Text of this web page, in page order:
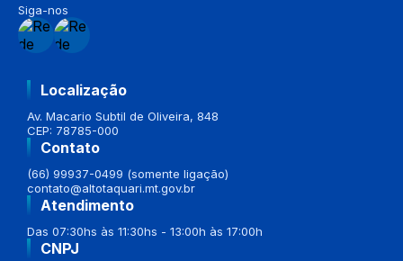
Siga-nos
Localização
Av. Macario Subtil de Oliveira, 848
CEP: 78785-000
Contato
(66) 99937-0499 (somente ligação)
contato@altotaquari.mt.gov.br
Atendimento
Das 07:30hs às 11:30hs - 13:00h às 17:00h
CNPJ